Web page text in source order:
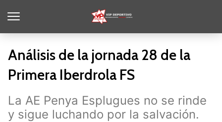
Análisis de la jornada 28 de la
Primera Iberdrola FS
La AE Penya Esplugues no se rinde
y sigue luchando por la salvación.